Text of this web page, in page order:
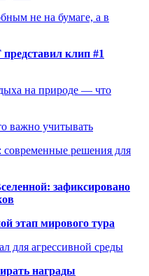
не на бумаге, а в
клип #1
на природе — что
важно учитывать
современные решения для
зафиксировано
этап мирового тура
для агрессивной среды
награды